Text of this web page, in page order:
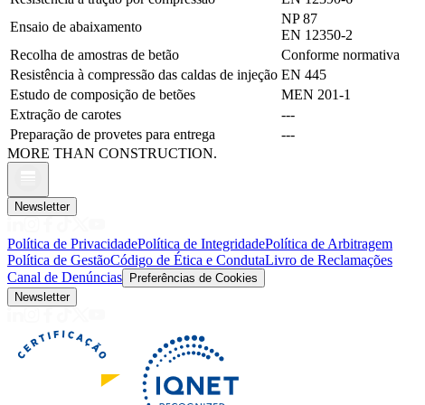
Ensaio de abaixamento
NP 87
EN 12350-2
Recolha de amostras de betão
Conforme normativa
Resistência à compressão das caldas de injeção EN 445
Estudo de composição de betões
MEN 201-1
Extração de carotes
---
Preparação de provetes para entrega
---
MORE THAN CONSTRUCTION.
Newsletter
Política de PrivacidadePolítica de IntegridadePolítica de Arbitragem
Política de GestãoCódigo de Ética e CondutaLivro de Reclamações
Canal de Denúncias
Preferências de Cookies
Newsletter